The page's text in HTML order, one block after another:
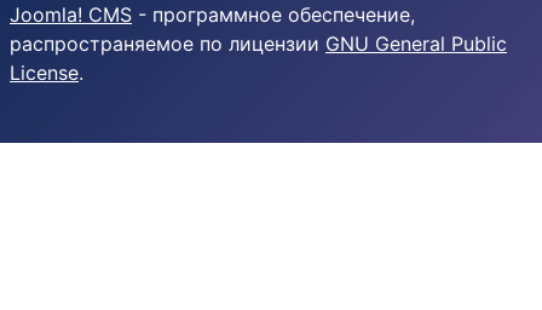
Joomla! CMS - программное обеспечение,
распространяемое по лицензии GNU General Public
License.